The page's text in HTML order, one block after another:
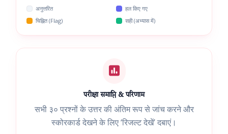
अनुत्तरित
हल किए गए
चिह्नित (Flag)
सही (अभ्यास में)
परीक्षा समाप्ति & परिणाम
सभी ३० प्रश्नों के उत्तर की अंतिम रूप से जांच करने और
स्कोरकार्ड देखने के लिए ‘रिजल्ट देखें’ दबाएं।